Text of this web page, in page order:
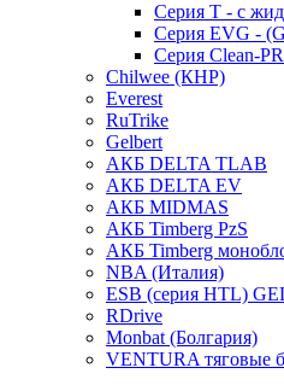
Серия T - с
Серия EVG -
Серия Clean-
Chilwee (КНР)
Everest
RuTrike
Gelbert
АКБ DELTA TLAB
АКБ DELTA EV
АКБ MIDMAS
АКБ Timberg PzS
АКБ Timberg
NBA (Италия)
ESB (серия HTL)
RDrive
Monbat (Болгария)
VENTURA тяговые